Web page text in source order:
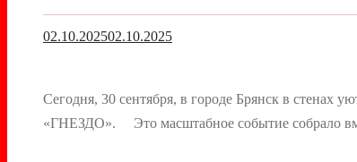
02.10.202502.10.2025
Сегодня, 30 сентября, в городе Брянск в стенах
«ГНЕЗДО». Это масштабное событие собрало